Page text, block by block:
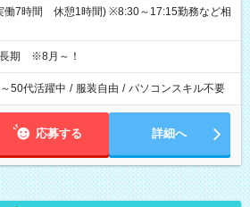
働7時間 休憩1時間) ※8:30～17:15勤務など相
長期 ※8月～！
50代活躍中 / 服装自由 / パソコンスキル不要
応募する 詳細へ